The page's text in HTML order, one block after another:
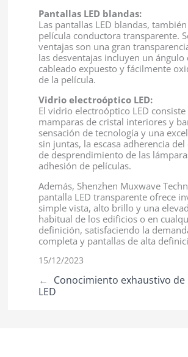
Pantallas LED blandas:
Las pantallas LED blandas,
película conductora transparente.
ventajas son una gran
las desventajas incluyen un
cableado expuesto y fácilmente
de la película.
Vidrio electroóptico LED:
El vidrio electroóptico LED
mamparas de cristal interiores y
sensación de tecnología y una
sin juntas, la escasa adherencia
de desprendimiento de las
adhesión de películas.
Además, Shenzhen Muxwave
pantalla LED transparente ofrece
simple vista, alto brillo y una
habitual de los edificios o en
definición, satisfaciendo la
completa y pantallas de alta
15/12/2023
← Conocimiento exhaustivo
LED